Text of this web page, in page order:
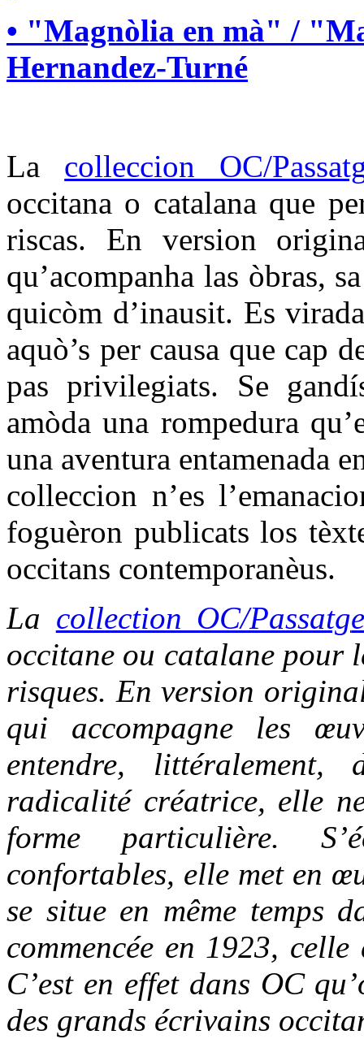
• "Magnòlia en mà" /
Hernandez-Turné
La colleccion OC/
occitana o catalana que
riscas. En version
qu’acompanha las òbras,
quicòm d’inausit. Es
aquò’s per causa que cap
pas privilegiats. Se
amòda una rompedura
una aventura entamenada
colleccion n’es
foguèron publicats los
occitans contemporanèus.
La collection OC/Passatg
occitane ou catalane pour
risques. En version
qui accompagne les
entendre,
radicalité créatrice, elle
forme particulière.
confortables, elle met en
se situe en même temps
commencée en 1923,
C’est en effet dans OC
des grands écrivains